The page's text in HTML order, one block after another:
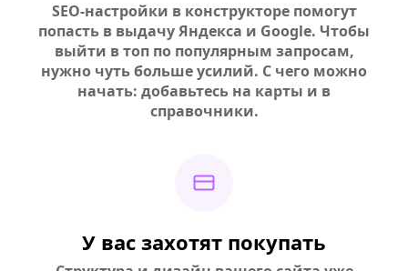
SEO-настройки в конструкторе помогут
попасть в выдачу Яндекса и Google. Чтобы
выйти в топ по популярным запросам,
нужно чуть больше усилий. С чего можно
начать: добавьтесь на карты и в
справочники.
У вас захотят покупать